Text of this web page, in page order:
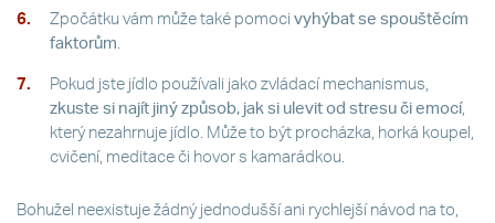
Zpočátku vám může také pomoci vyhýbat se spouštěcím
faktorům
Pokud jste jídlo používali jako zvládací mechanismus,
zkuste si najít jiný způsob, jak si ulevit od stresu či emocí,
který nezahrnuje jídlo. Může to být procházka, horká koupel,
cvičení, meditace či hovor s kamarádkou.
Bohužel neexistuje žádný jednodušší ani rychlejší návod na to,